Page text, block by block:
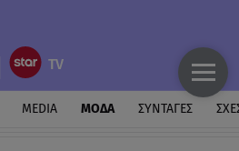
MEDIA ΜΟΔΑ ΣΥΝΤΑΓΕΣ